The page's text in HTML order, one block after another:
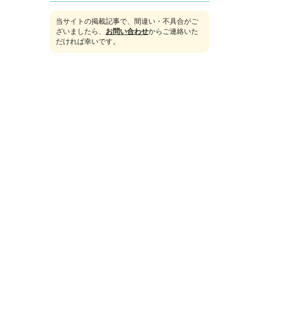
当サイトの掲載記事で、間違い・不具合がご
ざいましたら、 お問い合わせからご連絡いた
だければ幸いです。